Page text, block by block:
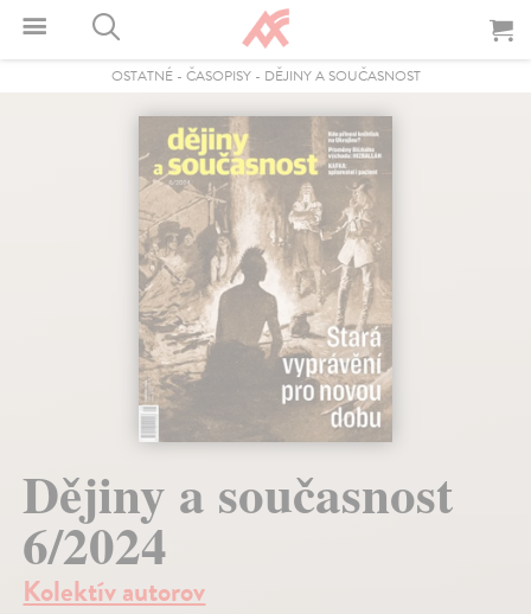
OSTATNÉ- ČASOPISY- DĚJINY A SOUČASNOST
Dějiny a současnost
6/2024
Kolektív autorov